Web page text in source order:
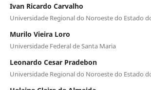
Ivan Ricardo Carvalho
Universidade Regional do Noroeste do Estado
Murilo Vieira Loro
Universidade Federal de Santa Maria
Leonardo Cesar Pradebon
Universidade Regional do Noroeste do Estado